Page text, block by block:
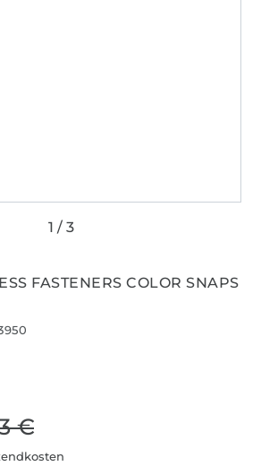
FASTENERS COLOR SNAPS
€